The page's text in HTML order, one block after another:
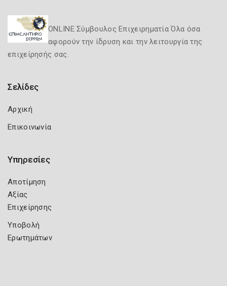
ONLINE Σύμβουλος Επιχειρηματία Όλα όσα
αφορούν την ίδρυση και την λειτουργία της
επιχείρησής σας.
Σελίδες
Αρχική
Επικοινωνία
Υπηρεσίες
Αποτίμηση
Αξίας
Επιχείρησης
Υποβολή
Ερωτημάτων